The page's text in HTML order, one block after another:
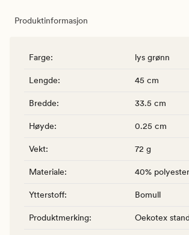
Produktinformasjon
Farge: lys grønn
Lengde: 45 cm
Bredde: 33.5 cm
Høyde: 0.25 cm
Vekt: 72 g
Materiale: 40%
Ytterstoff: Bomull
Produktmerking: Oekotex